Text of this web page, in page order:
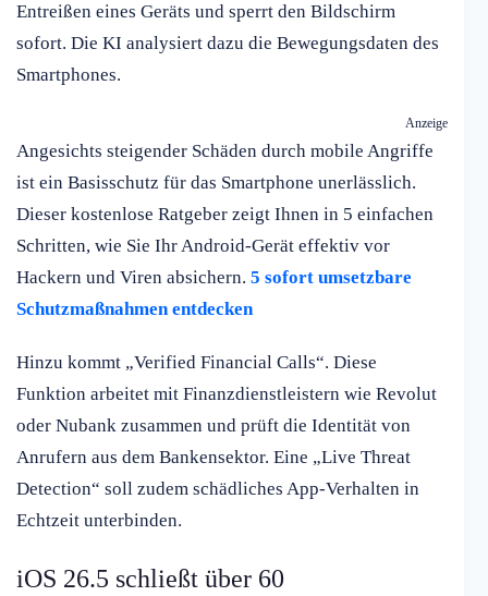
Entreißen eines Geräts und sperrt den Bildschirm
sofort. Die KI analysiert dazu die Bewegungsdaten des
Smartphones.
Anzeige
Angesichts steigender Schäden durch mobile Angriffe
ist ein Basisschutz für das Smartphone unerlässlich.
Dieser kostenlose Ratgeber zeigt Ihnen in 5 einfachen
Schritten, wie Sie Ihr Android-Gerät effektiv vor
Hackern und Viren absichern. 5 sofort umsetzbare
Schutzmaßnahmen entdecken
Hinzu kommt „Verified Financial Calls“. Diese
Funktion arbeitet mit Finanzdienstleistern wie Revolut
oder Nubank zusammen und prüft die Identität von
Anrufern aus dem Bankensektor. Eine „Live Threat
Detection“ soll zudem schädliches App-Verhalten in
Echtzeit unterbinden.
iOS 26.5 schließt über 60